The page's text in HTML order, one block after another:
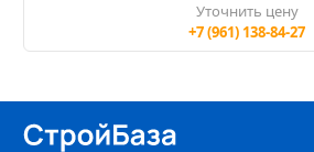
Уточнить цену
+7 (961) 138-84-27